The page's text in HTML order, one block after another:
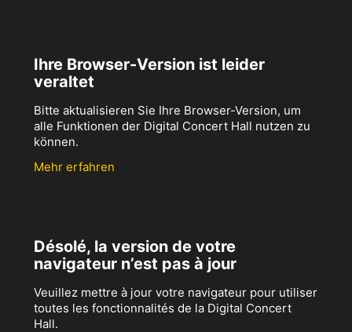
Ihre Browser-Version ist leider
veraltet
Bitte aktualisieren Sie Ihre Browser-Version, um
alle Funktionen der Digital Concert Hall nutzen zu
können.
Mehr erfahren
Désolé, la version de votre
navigateur n’est pas à jour
Veuillez mettre à jour votre navigateur pour utiliser
toutes les fonctionnalités de la Digital Concert
Hall.